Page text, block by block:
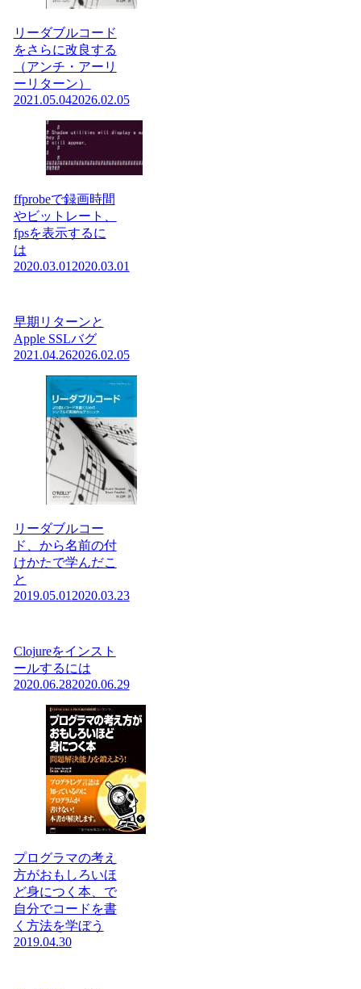
リーダブルコード
をさらに改良する
（アンチ・アーリ
ーリターン）
2021.05.042026.02.05
ffprobeで録画時間
やビットレート、
fpsを表示するに
は
2020.03.01 2020.03.01
早期リターンと
Apple SSLバグ
2021.04.262026.02.05
リーダブルコー
ド、から名前の付
けかたで学んだこ
と
2019.05.01 2020.03.23
Clojureをインスト
ールするには
2020.06.282020.06.29
プログラマの考え
方がおもしろいほ
ど身につく本、で
自分でコードを書
く方法を学ぼう
2019.04.30